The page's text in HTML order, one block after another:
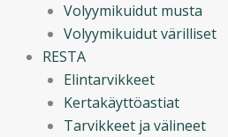
Volyymikuidut musta
Volyymikuidut värilliset
RESTA
Elintarvikkeet
Kertakäyttöastiat
Tarvikkeet ja välineet